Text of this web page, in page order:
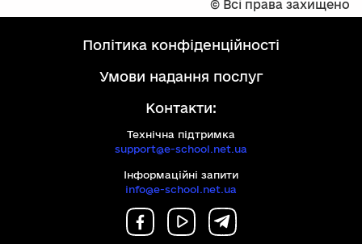
© Всі права захищено
політика конфіденційності
умови надання послуг
Контакти:
Технічна підтримка
support@e-school.net.ua
Інформаційні запити
info@e-school.net.ua